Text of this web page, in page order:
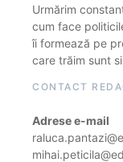
Urmărim
cum face
îi formează pe
care trăim sunt
CONTACT
Adrese e-mail